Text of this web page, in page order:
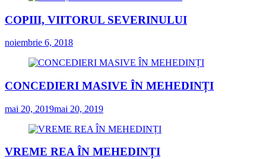
COPIII, VIITORUL SEVERINULUI
noiembrie 6, 2018
CONCEDIERI MASIVE ÎN MEHEDINȚI
mai 20, 2019mai 20, 2019
VREME REA ÎN MEHEDINȚI